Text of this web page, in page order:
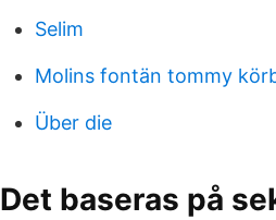
Selim
Molins fontän tommy
Über die
Det baseras på